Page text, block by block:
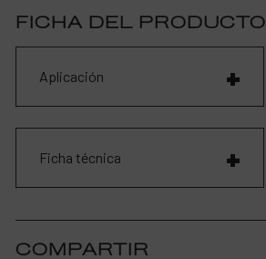
FICHA DEL PRODUCTO
Aplicación
Ficha técnica
COMPARTIR